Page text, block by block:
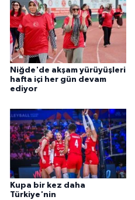
Niğde'de akşam yürüyüşleri
hafta içi her gün devam
ediyor
Kupa bir kez daha
Türkiye'nin